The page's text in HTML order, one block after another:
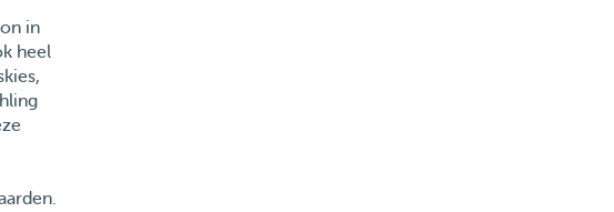
in
heel